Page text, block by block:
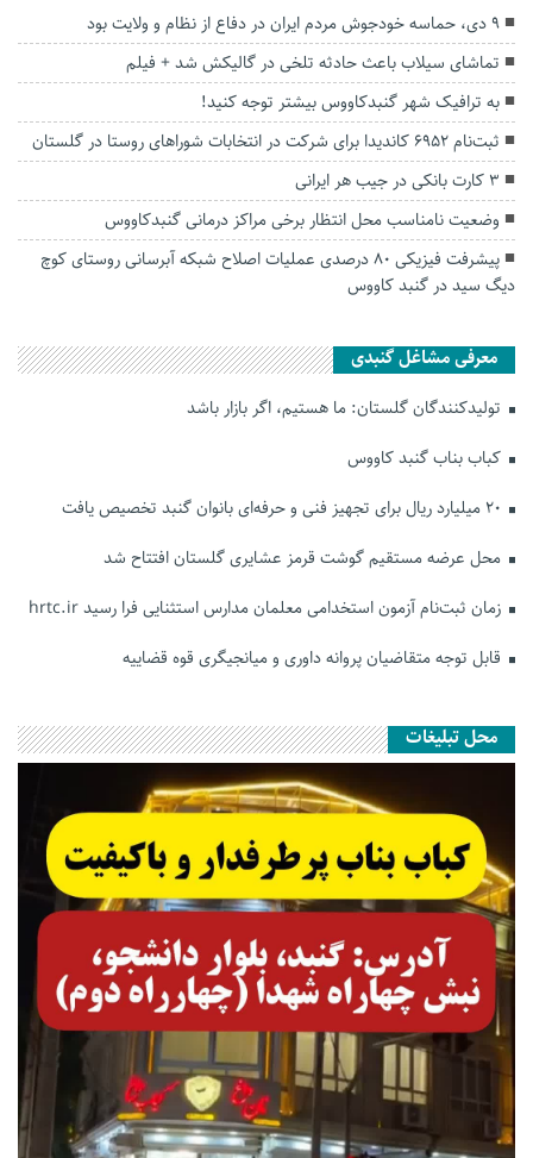
۹ دی، حماسه خودجوش مردم ایران در دفاع از نظام و ولایت بود
تماشای سیلاب باعث حادثه تلخی در گالیکش شد + فیلم
به ترافیک شهر گنبدکاووس بیشتر توجه کنید!
ثبت‌نام ۶۹۵۲ کاندیدا برای شرکت در انتخابات شوراهای روستا در گلستان
۳ کارت بانکی در جیب هر ایرانی
وضعیت نامناسب محل انتظار برخی مراکز درمانی گنبدکاووس
پیشرفت فیزیکی ۸۰ درصدی عملیات اصلاح شبکه آبرسانی روستای کوچ
دیگ سید در گنبد کاووس
معرفی مشاغل گنبدی
تولیدکنندگان گلستان: ما هستیم، اگر بازار باشد
کباب بناب گنبد کاووس
محل عرضه مستقیم گوشت قرمز عشایری گلستان افتتاح شد
زمان ثبت‌نام آزمون استخدامی معلمان مدارس استثنایی فرا رسید hrtc.ir
قابل توجه متقاضیان پروانه داوری و میانجیگری قوه قضاییه
محل تبلیغات